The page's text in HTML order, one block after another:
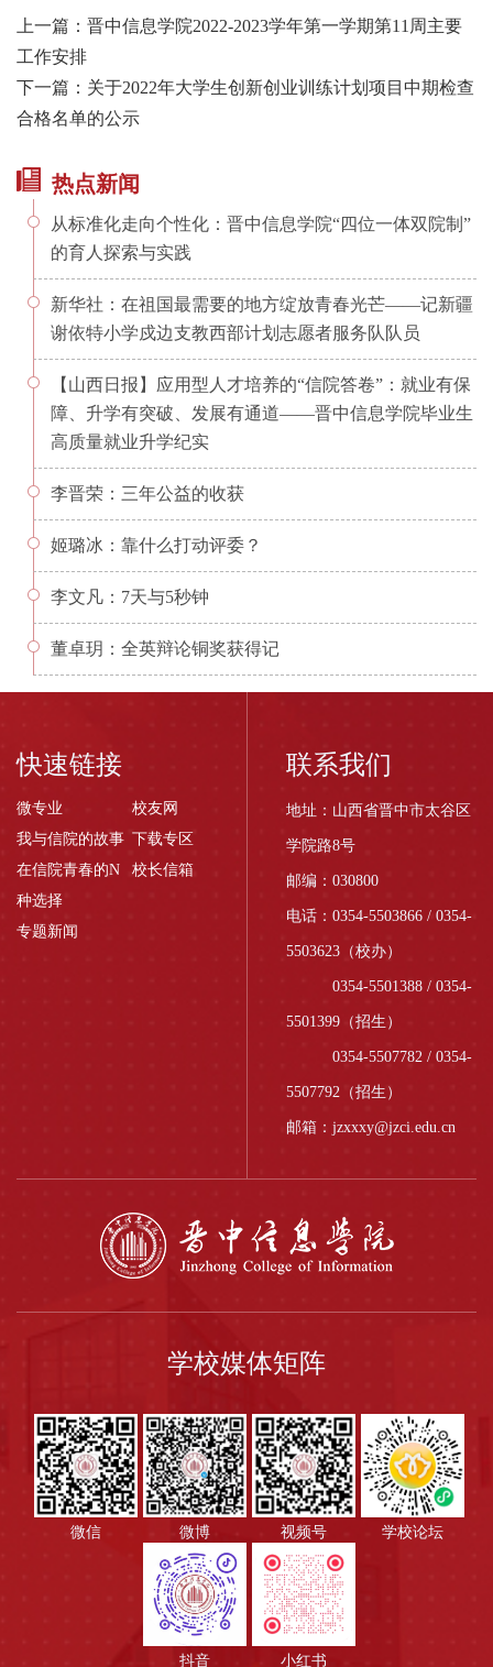
上一篇：晋中信息学院2022-2023学年第一学期第11周主要
工作安排
下一篇：关于2022年大学生创新创业训练计划项目中期检查
合格名单的公示
热点新闻
从标准化走向个性化：晋中信息学院“四位一体双院制”
的育人探索与实践
新华社：在祖国最需要的地方绽放青春光芒——记新疆
谢依特小学戍边支教西部计划志愿者服务队队员
【山西日报】应用型人才培养的“信院答卷”：就业有保
障、升学有突破、发展有通道——晋中信息学院毕业生
高质量就业升学纪实
李晋荣：三年公益的收获
姬璐冰：靠什么打动评委？
李文凡：7天与5秒钟
董卓玥：全英辩论铜奖获得记
快速链接
微专业
校友网
我与信院的故事 下载专区
在信院青春的N
种选择
校长信箱
专题新闻
联系我们
地址：山西省晋中市太谷区
学院路8号
邮编：030800
电话：0354-5503866 / 0354-
5503623（校办）
0354-5501388 / 0354-
5501399（招生）
0354-5507782 / 0354-
5507792（招生）
邮箱：jzxxxy@jzci.edu.cn
学校媒体矩阵
微信 微博 视频号 学校论坛
抖音 小红书